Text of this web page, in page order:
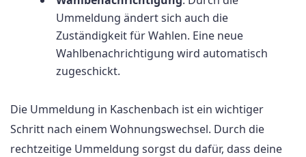
Ummeldung ändert sich auch die
Zuständigkeit für Wahlen. Eine neue
Wahlbenachrichtigung wird automatisch
zugeschickt.
Die Ummeldung in Kaschenbach ist ein wichtiger
Schritt nach einem Wohnungswechsel. Durch die
rechtzeitige Ummeldung sorgst du dafür, dass deine